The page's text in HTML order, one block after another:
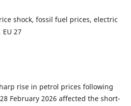
shock, fossil fuel prices, electric
27
rise in petrol prices following
February 2026 affected the short-